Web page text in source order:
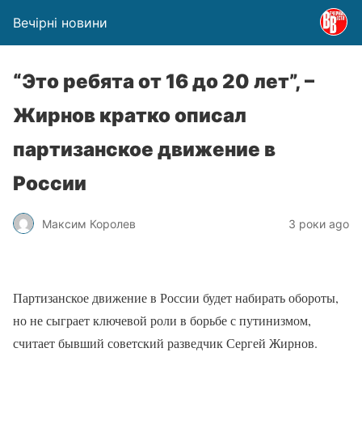
Вечірні новини
“Это ребята от 16 до 20 лет”, –
Жирнов кратко описал
партизанское движение в
России
Максим Королев 3 роки ago
Партизанское движение в России будет набирать обороты,
но не сыграет ключевой роли в борьбе с путинизмом,
считает бывший советский разведчик Сергей Жирнов.